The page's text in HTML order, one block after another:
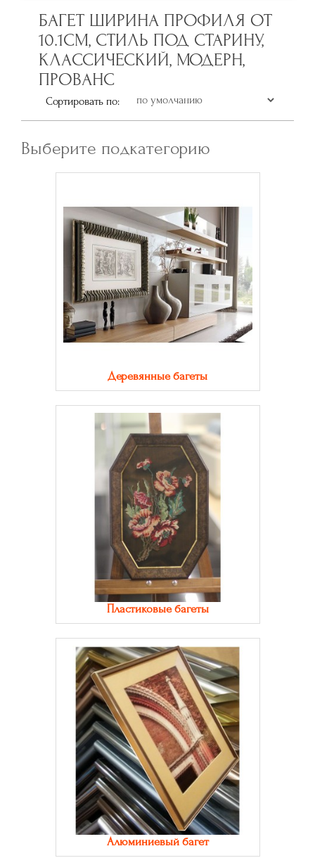
БАГЕТ ШИРИНА ПРОФИЛЯ ОТ
10.1СМ, СТИЛЬ ПОД СТАРИНУ,
КЛАССИЧЕСКИЙ, МОДЕРН,
ПРОВАНС
Сортировать по:
Выберите подкатегорию
Деревянные багеты
Пластиковые багеты
Алюминиевый багет